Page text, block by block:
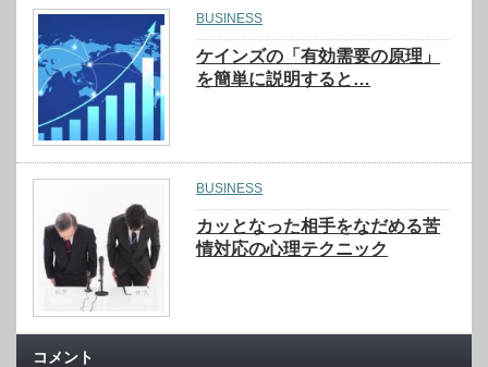
BUSINESS
ケインズの「有効需要の原理」
を簡単に説明すると…
BUSINESS
カッとなった相手をなだめる苦
情対応の心理テクニック
コメント